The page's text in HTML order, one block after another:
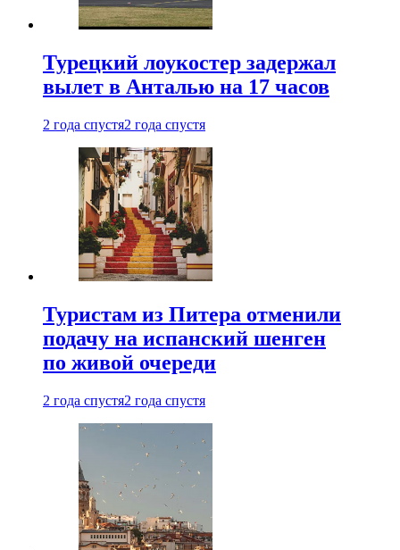
Турецкий лоукостер задержал
вылет в Анталью на 17 часов
2 года спустя2 года спустя
Туристам из Питера отменили
подачу на испанский шенген
по живой очереди
2 года спустя2 года спустя